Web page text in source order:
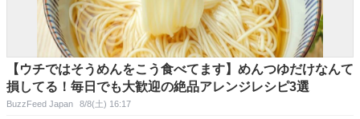
【ウチではそうめんをこう食べてます】めんつゆだけなんて
損してる！毎日でも大歓迎の絶品アレンジレシピ3選
BuzzFeed Japan 8/8(土) 16:17